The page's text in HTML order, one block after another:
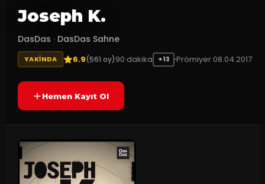
Joseph K.
DasDas · DasDas Sahne
YAKINDA 6.9(561 oy)90 dakika +13 Prömiyer 08.04.2017
Hemen Kayıt Ol